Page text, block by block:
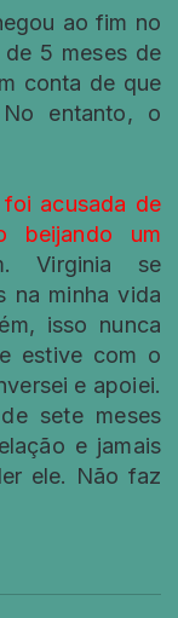
ao fim no
5 meses de
conta de que
entanto, o
foi acusada de
beijando um
Virginia se
na minha vida
isso nunca
estive com o
e apoiei.
sete meses
e jamais
ele. Não faz